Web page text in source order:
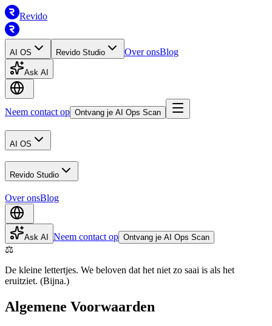
Revido
AI OS Revido Studio Over onsBlog
Ask AI
Neem contact op Ontvang je AI Ops Scan
AI OS
Revido Studio
Over onsBlog
Ask AI Neem contact op Ontvang je AI Ops Scan
⚖️
De kleine lettertjes. We beloven dat het niet zo saai is als het
eruitziet. (Bijna.)
Algemene Voorwaarden